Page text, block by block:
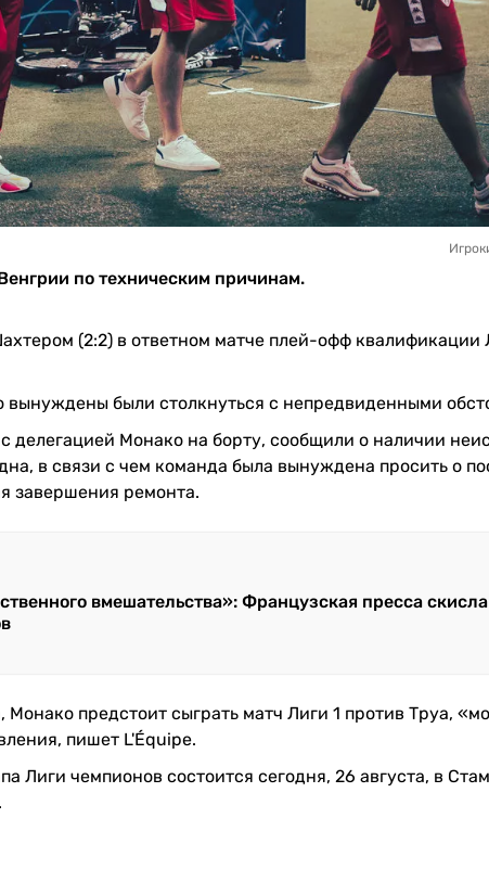
по техническим причинам.
(2:2) в ответном матче плей-офф квалификации
были столкнуться с непредвиденными
делегацией Монако на борту, сообщили о наличии
в связи с чем команда была вынуждена просить о
завершения ремонта.
вмешательства»: Французская пресса скисла
предстоит сыграть матч Лиги 1 против Труа,
пишет L'Équipe.
Лиги чемпионов состоится сегодня, 26 августа, в